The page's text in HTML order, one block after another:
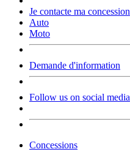
Je contacte ma concession
Auto
Moto
Demande d'information
Follow us on social media
Concessions